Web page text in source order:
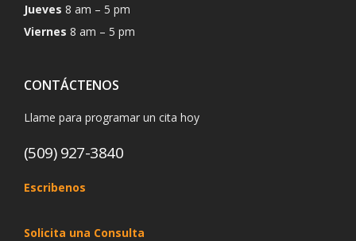
Jueves 8 am – 5 pm
Viernes 8 am – 5 pm
CONTÁCTENOS
Llame para programar un cita hoy
(509) 927-3840
Escribenos
Solicita una Consulta